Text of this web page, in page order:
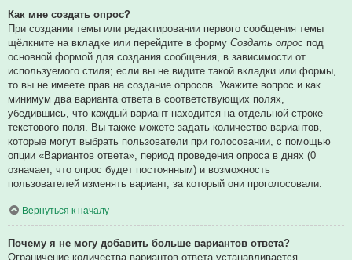
Как мне создать опрос?
При создании темы или редактировании первого сообщения темы
щёлкните на вкладке или перейдите в форму Создать опрос под
основной формой для создания сообщения, в зависимости от
используемого стиля; если вы не видите такой вкладки или формы,
то вы не имеете прав на создание опросов. Укажите вопрос и как
минимум два варианта ответа в соответствующих полях,
убедившись, что каждый вариант находится на отдельной строке
текстового поля. Вы также можете задать количество вариантов,
которые могут выбрать пользователи при голосовании, с помощью
опции «Вариантов ответа», период проведения опроса в днях (0
означает, что опрос будет постоянным) и возможность
пользователей изменять вариант, за который они проголосовали.
Вернуться к началу
Почему я не могу добавить больше вариантов ответа?
Ограничение количества вариантов ответа устанавливается